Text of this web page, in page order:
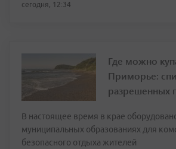
сегодня, 12:34
Где можно
Приморье:
разрешенных
В настоящее время в крае
муниципальных образованиях для
безопасного отдыха жителей